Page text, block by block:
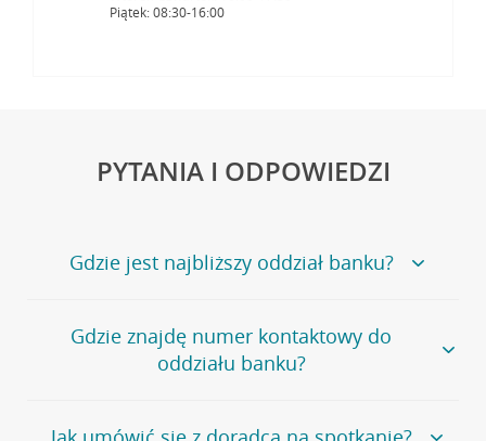
Piątek: 08:30-16:00
PYTANIA I ODPOWIEDZI
Gdzie jest najbliższy oddział banku?
Jeśli szukasz oddziału naszego banku, zapraszamy na
stronęPlacówki i bankomaty, na której znajduje się
wygodna wyszukiwarka.
oddziałów
Gdzie znajdę numer kontaktowy do
oddziału banku?
Bank Credit Agricole nie udostępnia ogólnego numeru